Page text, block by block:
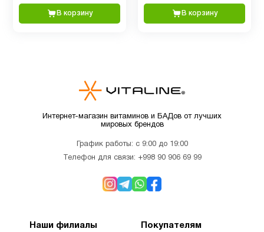
Детям 9
младенцев
3
В корзину В корзину
Интернет-магазин витаминов и БАДов от лучших
мировых брендов
График работы: с 9:00 до 19:00
Телефон для связи: +998 90 906 69 99
Наши филиалы Покупателям